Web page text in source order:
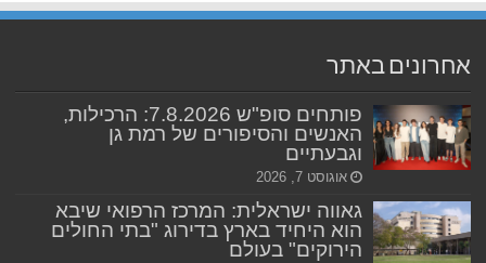
אחרונים באתר
פותחים סופ"ש 7.8.2026: הרכילות,
האנשים והסיפורים של רמת גן
וגבעתיים
אוגוסט 7, 2026
גאווה ישראלית: המרכז הרפואי שיבא
הוא היחיד בארץ בדירוג "בתי החולים
הירוקים" בעולם